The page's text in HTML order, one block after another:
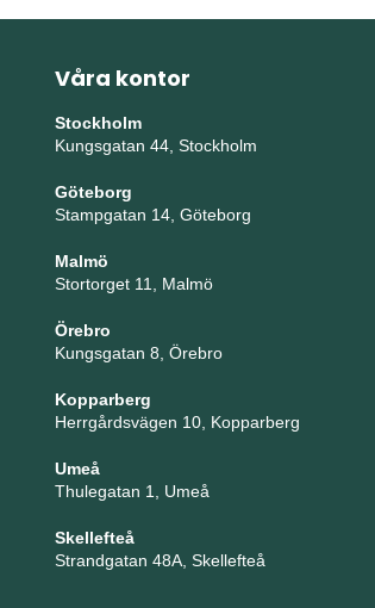
Våra kontor
Stockholm
Kungsgatan 44, Stockholm
Göteborg
Stampgatan 14, Göteborg
Malmö
Stortorget 11, Malmö
Örebro
Kungsgatan 8, Örebro
Kopparberg
Herrgårdsvägen 10, Kopparberg
Umeå
Thulegatan 1, Umeå
Skellefteå
Strandgatan 48A, Skellefteå